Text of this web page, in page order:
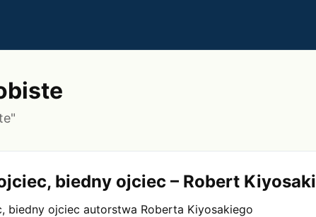
biedny ojciec – Robert Kiyosaki
biedny ojciec autorstwa Roberta Kiyosakiego